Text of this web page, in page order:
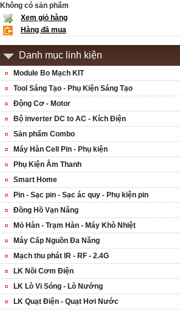
Không có sản phẩm
Xem giỏ hàng
Hàng đã mua
Danh mục linh kiện
Module Bo Mạch KIT
Tool Sáng Tạo - Phụ Kiện Sáng Tạo
Động Cơ - Motor
Bộ inverter DC to AC - Kích Điện
Sản phẩm Combo
Máy Hàn Cell Pin - Phụ kiện
Phụ Kiện Âm Thanh
Smart Home
Pin - Sạc pin - Sạc ác quy - Phụ kiện pin
Đồng Hồ Vạn Năng
Mỏ Hàn - Trạm Hàn - Máy Khò Nhiệt
Máy Cấp Nguồn Đa Năng
Mạch thu phát IR - RF - 2.4G
LK Nồi Cơm Điện
LK Lò Vi Sóng - Lò Nướng
LK Quạt Điện - Quạt Hơi Nước